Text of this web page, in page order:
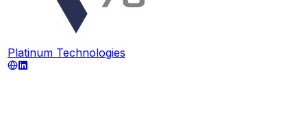
Platinum Technologies